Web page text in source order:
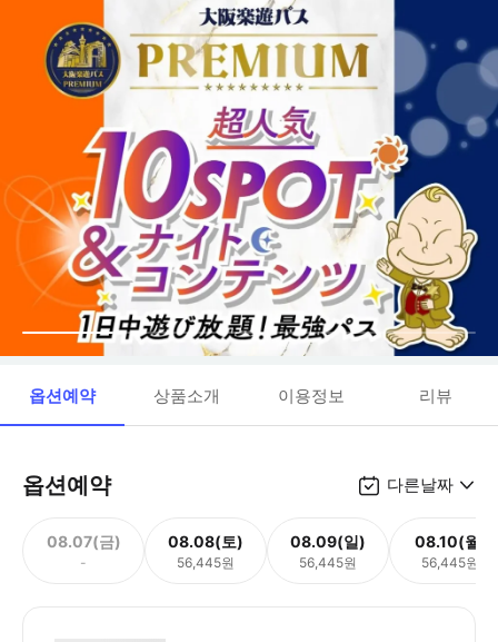
옵션예약 상품소개 이용정보 리뷰
옵션예약 다른날짜
08.07(금)
-
08.08(토)
56,445원
08.09(일)
56,445원
08.10(월)
56,445원